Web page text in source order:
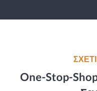
One-Stop-Shop